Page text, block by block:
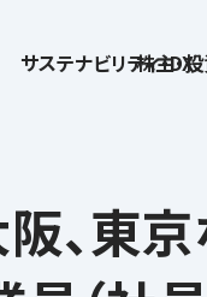
社所在地
グループが目指す姿
サステナビリティ・DX
創造の取り組み
貢献活動
の成果
株主・
IRライブラリー
カレンダー
ィスクロージャーポリシー
（アルバイト）募集
育士事業 採用
語教育事業 採用
、東